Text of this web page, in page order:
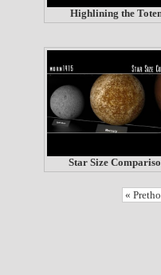
Highlining the
Star Size
«